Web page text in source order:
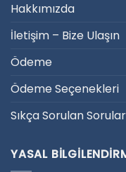
Hakkımızda
İletişim – Bize Ulaşın
Ödeme
Ödeme Seçenekleri
Sıkça Sorulan Sorular
YASAL